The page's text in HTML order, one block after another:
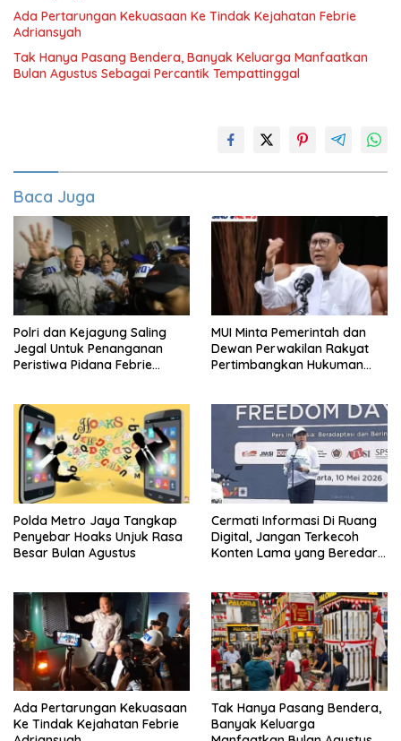
Ada Pertarungan Kekuasaan Ke Tindak Kejahatan Febrie
Adriansyah
Tak Hanya Pasang Bendera, Banyak Keluarga Manfaatkan
Bulan Agustus Sebagai Percantik Tempattinggal
Baca Juga
Polri dan Kejagung Saling
Jegal Untuk Penanganan
Peristiwa Pidana Febrie
MUI Minta Pemerintah dan
Dewan Perwakilan Rakyat
Pertimbangkan Hukuman
Polda Metro Jaya Tangkap
Penyebar Hoaks Unjuk Rasa
Besar Bulan Agustus
Cermati Informasi Di Ruang
Digital, Jangan Terkecoh
Konten Lama yang Beredar
Ada Pertarungan Kekuasaan
Ke Tindak Kejahatan Febrie
Tak Hanya Pasang Bendera,
Banyak Keluarga